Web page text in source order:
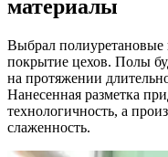
материалы
Выбрал
покрытие цехов. Полы
на протяжении
Нанесенная разметка
технологичность, а
слаженность.